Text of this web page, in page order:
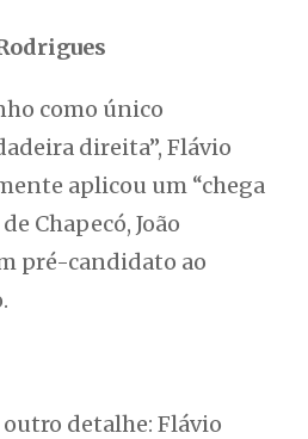
como único
direita”, Flávio
aplicou um “chega
Chapecó, João
pré-candidato ao
detalhe: Flávio